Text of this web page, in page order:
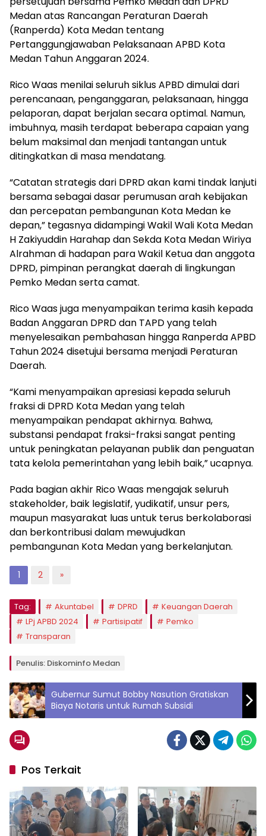
Medan atas Rancangan Peraturan Daerah
(Ranperda) Kota Medan tentang
Pertanggungjawaban Pelaksanaan APBD Kota
Medan Tahun Anggaran 2024.
Rico Waas menilai seluruh siklus APBD dimulai dari
perencanaan, penganggaran, pelaksanaan, hingga
pelaporan, dapat berjalan secara optimal. Namun,
imbuhnya, masih terdapat beberapa capaian yang
belum maksimal dan menjadi tantangan untuk
ditingkatkan di masa mendatang.
“Catatan strategis dari DPRD akan kami tindak lanjuti
bersama sebagai dasar perumusan arah kebijakan
dan percepatan pembangunan Kota Medan ke
depan,” tegasnya didampingi Wakil Wali Kota Medan
H Zakiyuddin Harahap dan Sekda Kota Medan Wiriya
Alrahman di hadapan para Wakil Ketua dan anggota
DPRD, pimpinan perangkat daerah di lingkungan
Pemko Medan serta camat.
Rico Waas juga menyampaikan terima kasih kepada
Badan Anggaran DPRD dan TAPD yang telah
menyelesaikan pembahasan hingga Ranperda APBD
Tahun 2024 disetujui bersama menjadi Peraturan
Daerah.
“Kami menyampaikan apresiasi kepada seluruh
fraksi di DPRD Kota Medan yang telah
menyampaikan pendapat akhirnya. Bahwa,
substansi pendapat fraksi-fraksi sangat penting
untuk peningkatan pelayanan publik dan penguatan
tata kelola pemerintahan yang lebih baik,” ucapnya.
Pada bagian akhir Rico Waas mengajak seluruh
stakeholder, baik legislatif, yudikatif, unsur pers,
maupun masyarakat luas untuk terus berkolaborasi
dan berkontribusi dalam mewujudkan
pembangunan Kota Medan yang berkelanjutan.
1 2 »
Tag: Akuntabel DPRD
Keuangan Daerah
LPj APBD 2024
Partisipatif
Pemko
Transparan
Penulis: Diskominfo Medan
Gubernur Sumut Bobby Nasution Gratiskan
Biaya Notaris untuk Rumah Subsidi
Pos Terkait